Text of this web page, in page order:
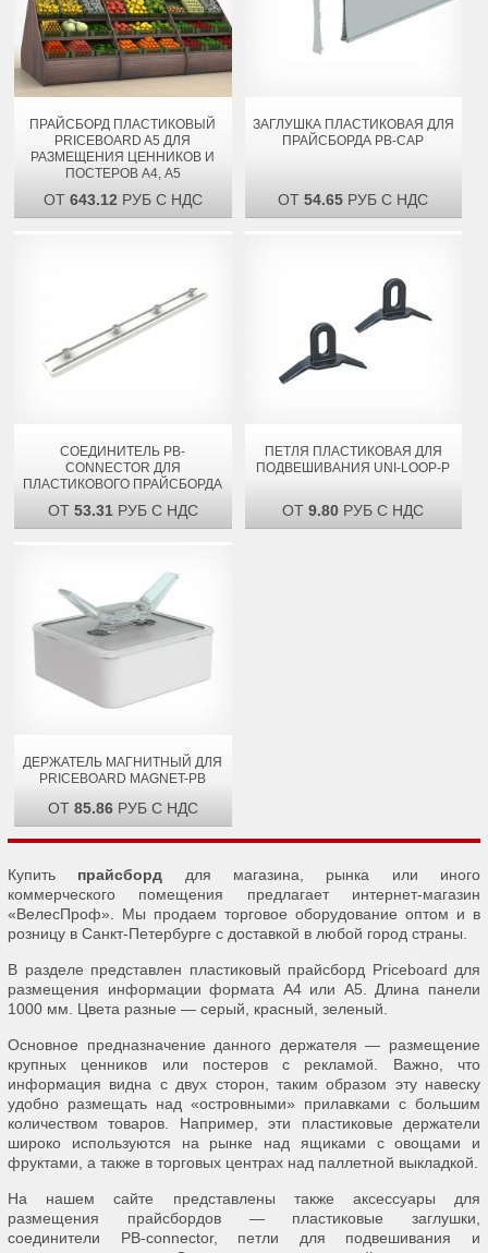
ПРАЙСБОРД ПЛАСТИКОВЫЙ
PRICEBOARD A5 ДЛЯ
РАЗМЕЩЕНИЯ ЦЕННИКОВ И
ПОСТЕРОВ А4, А5
ОТ 643.12РУБ С НДС
ЗАГЛУШКА ПЛАСТИКОВАЯ ДЛЯ
ПРАЙСБОРДА PB-CAP
ОТ54.65 РУБ С НДС
СОЕДИНИТЕЛЬ PB-
CONNECTOR ДЛЯ
ПЛАСТИКОВОГО ПРАЙСБОРДА
ОТ 53.31РУБ С НДС
ПЕТЛЯ ПЛАСТИКОВАЯ ДЛЯ
ПОДВЕШИВАНИЯ UNI-LOOP-P
ОТ9.80 РУБ С НДС
ДЕРЖАТЕЛЬ МАГНИТНЫЙ ДЛЯ
PRICEBOARD MAGNET-PB
ОТ 85.86РУБ С НДС
Купить прайсборд для магазина, рынка или иного
коммерческого помещения предлагает интернет-магазин
«ВелесПроф». Мы продаем торговое оборудование оптом и в
розницу в Санкт-Петербурге с доставкой в любой город страны.
В разделе представлен пластиковый прайсборд Priceboard для
размещения информации формата А4 или А5. Длина панели
1000 мм. Цвета разные — серый, красный, зеленый.
Основное предназначение данного держателя — размещение
крупных ценников или постеров с рекламой. Важно, что
информация видна с двух сторон, таким образом эту навеску
удобно размещать над «островными» прилавками с большим
количеством товаров. Например, эти пластиковые держатели
широко используются на рынке над ящиками с овощами и
фруктами, а также в торговых центрах над паллетной выкладкой.
На нашем сайте представлены также аксессуары для
размещения прайсбордов — пластиковые заглушки,
соединители PB-connector, петли для подвешивания и